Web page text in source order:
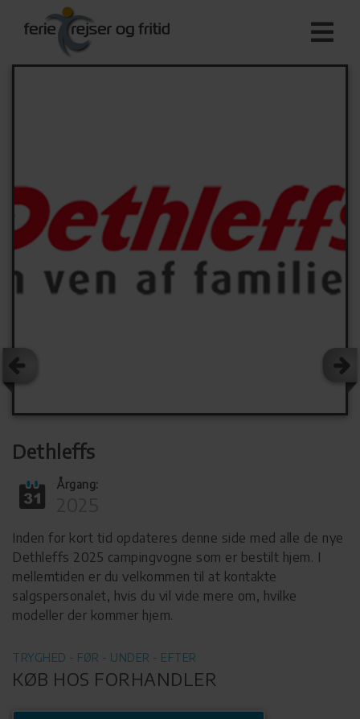
Dethleffs
Årgang:
Inden for kort tid opdateres denne side med alle de nye
Dethleffs 2025 campingvogne som er bestilt hjem. I
mellemtiden er du velkommen til at kontakte
salgspersonalet, hvis du vil vide mere om, hvilke
modeller der kommer hjem.
TRYGHED - FØR - UNDER - EFTER
KØB HOS FORHANDLER